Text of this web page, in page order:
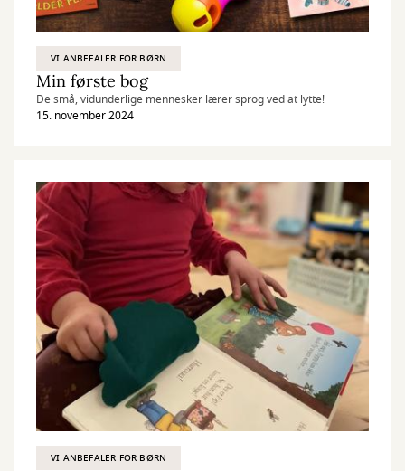
VI ANBEFALER FOR BØRN
Min første bog
De små, vidunderlige mennesker lærer sprog ved at lytte!
15. november 2024
VI ANBEFALER FOR BØRN